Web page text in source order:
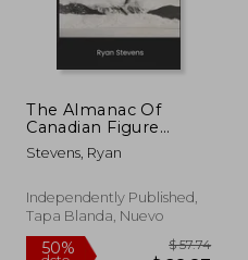
50%
The Almanac Of
Canadian Figure
Skating (en Inglés)
Stevens, Ryan
Independently Published,
Tapa Blanda, Nuevo